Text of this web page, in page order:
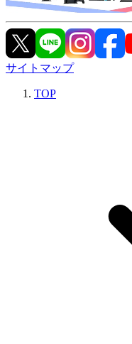
サイトマップ
TOP